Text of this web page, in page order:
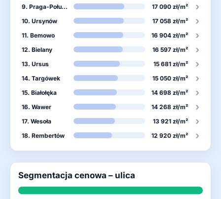
9. Praga-Południe 17 090 zł/m² ›
10. Ursynów 17 058 zł/m² ›
11. Bemowo 16 904 zł/m² ›
12. Bielany 16 597 zł/m² ›
13. Ursus 15 681 zł/m² ›
14. Targówek 15 050 zł/m² ›
15. Białołęka 14 698 zł/m² ›
16. Wawer 14 268 zł/m² ›
17. Wesoła 13 921 zł/m² ›
18. Rembertów 12 920 zł/m² ›
Segmentacja cenowa – ulica